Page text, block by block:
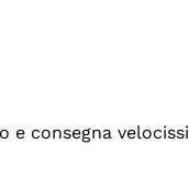
e consegna